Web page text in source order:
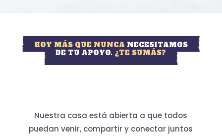
HOY MÁS QUE NUNCA NECESITAMOS
DE TU APOYO. ¿TE SUMÁS?
Nuestra casa está abierta a que todos
puedan venir, compartir y conectar juntos